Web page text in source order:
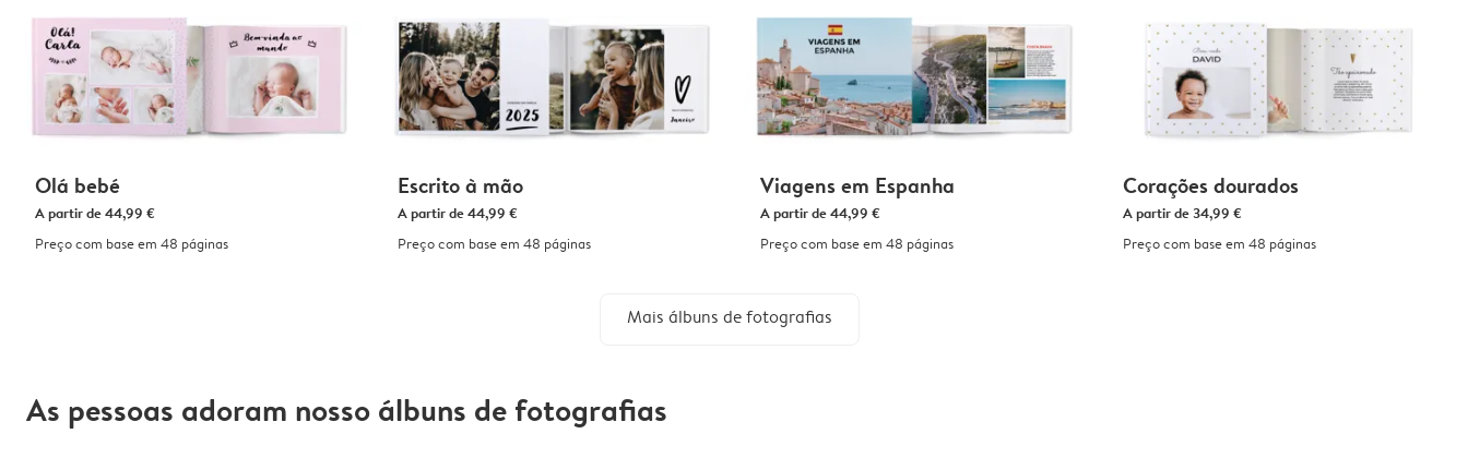
Olá bebé
A partir de44,99 €
Preço com base em 48 páginas
Escrito à mão
A partir de44,99 €
Preço com base em 48 páginas
Viagens em Espanha
A partir de44,99 €
Preço com base em 48 páginas
Corações dourados
A partir de34,99 €
Preço com base em 48 páginas
Mais álbuns de fotografias
As pessoas adoram nosso álbuns de fotografias